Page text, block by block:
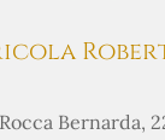
Bernarda,